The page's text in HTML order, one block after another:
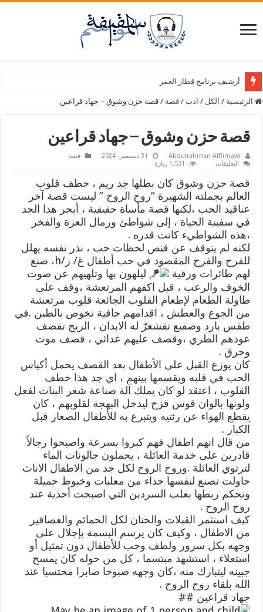
أرشيف برنامج قطار العمر
الرئيسية / الكل / ادب / قصة / قصة حزن وشوق – جهاد قراعين
قصة حزن وشوق – جهاد قراعين
Abdulrahman AlRimawi 31 ديسمبر، 2024
قصة
التعليقات
وشوق
–
جهاد
قراعين
مغلقة
1,531 زيارة
قصة حزن وشوق كان بطلها جد ريم ، خطف قلوب
العالم بجملته الشهيرة “روح الروح ” ليست قصة آخر
عناقيد الحب ،لكنها قصة مأساة حقيقية ، أبحر هذا الجد
في سفينة الحياة ، إلى شواطئ ورمال العزة والفخر
،هذه الشواطيء كانت قدره .
لكنه لم يتوقف عن قنص لحظات حب ، نذر نفسه يهلل
للفرح والفرح المقصود في حب أطفال غ/ ز/h، صنع
لهم طائرات ورقية
ليلهون بها وتلهيهم عن صوت
الخوف والرعب ، قبل اكفهم المرتعشة ،وقف على
طاولة الطعام لإطعام القلوب الجائعة قلوب مرتعشة
من الجوع والعطش ، اقدامهم حافية تخوص بالطين .في
طقس بارد وصقيع تقشعرّ له الابدان ، الريح تقصف
عودهم الطري ،وقصف عليهم عدائي ، قصف موت
وحرق .
كان يوزع القبل على الأطفال بعد القصف يحمل أكياس
الحب في قلبه ويقسمها بينهم ، اي جد هذا خطف
القلوب ، اعتقد لو كان يملك آلة صناعة شعر البنات لفعل
ولونها بالوان قوس قزح ليدخل البهجة لقلوبهم ، كان
يقطع الهواء عن رئتيه ويتبرع به للأطفال الصغار قبل
الكبار .
من قال انهم اطفال فهم كبروا بسرعة واصبحوا رجالاً
قادرين على خدمة العائلة ، يحملون جالونات الماء
لترتوي العائلة .وروح الروح لكل جد من الاطفال الاناث
حاولت تصنع لنفسها حذاء من معلبات وخيوط جميلة
وتحكم ربطها بعلب السردين التي اصبحت أحذية عند
روح الروح .
كيف استثمر القبلات والحنان لكل الحمائم والعصافير
من الاطفال ، وكيف كان يرسم البسمة بإجلال على
وجهه بكل سرور ولطف وحب للأطفال دون تمثيل أو
استعلاء ، استشهد مبتسما ، كل من حوله كان يمسح
جبينه ليتبارك منه ،كان وجهه صبوحا صابرا محتسبا عند
الله بلقاء روح الروح .
جهاد قراعين ##